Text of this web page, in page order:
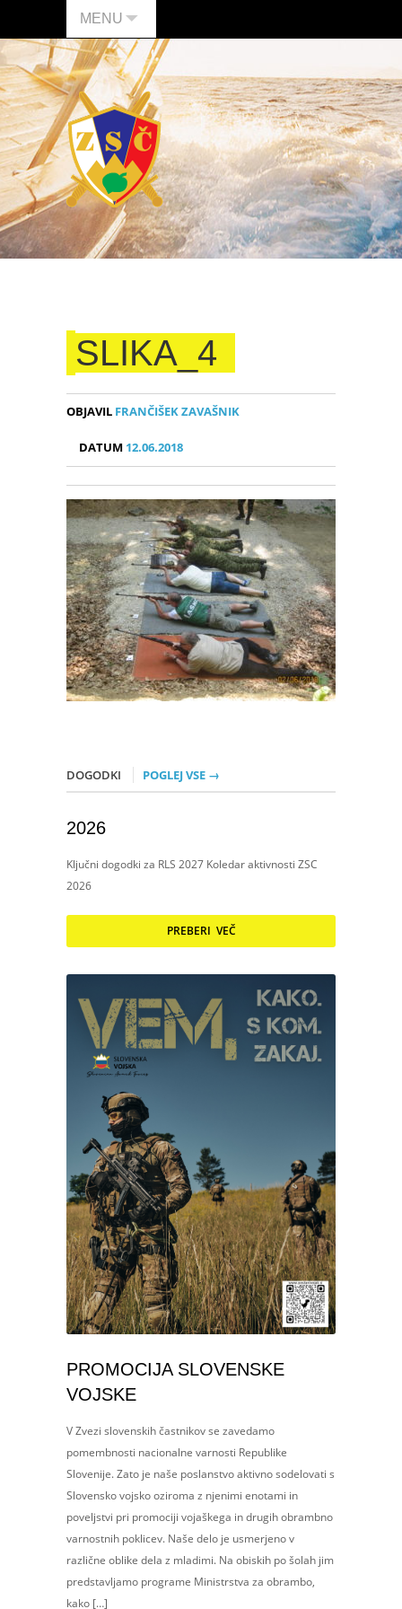
MENU
SLIKA_4
OBJAVIL FRANČIŠEK ZAVAŠNIK
DATUM 12.06.2018
DOGODKI POGLEJ VSE →
2026
Ključni dogodki za RLS 2027 Koledar aktivnosti ZSC
2026
PREBERI VEČ
PROMOCIJA SLOVENSKE
VOJSKE
V Zvezi slovenskih častnikov se zavedamo
pomembnosti nacionalne varnosti Republike
Slovenije. Zato je naše poslanstvo aktivno sodelovati s
Slovensko vojsko oziroma z njenimi enotami in
poveljstvi pri promociji vojaškega in drugih obrambno
varnostnih poklicev. Naše delo je usmerjeno v
različne oblike dela z mladimi. Na obiskih po šolah jim
predstavljamo programe Ministrstva za obrambo,
kako […]